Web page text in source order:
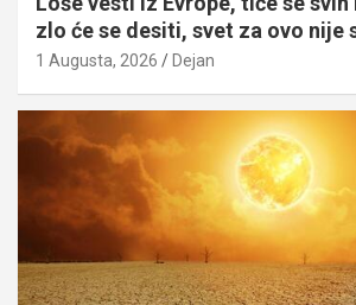
zlo će se desiti, svet za ovo nije
1 Augusta, 2026 Dejan